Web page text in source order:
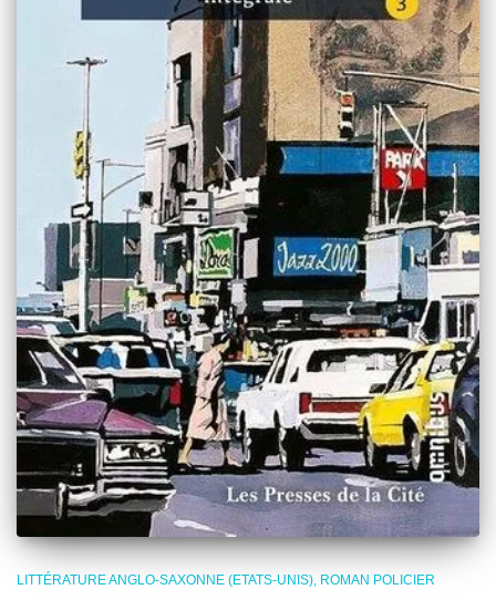
LITTÉRATURE ANGLO-SAXONNE (ETATS-UNIS) ROMAN POLICIER